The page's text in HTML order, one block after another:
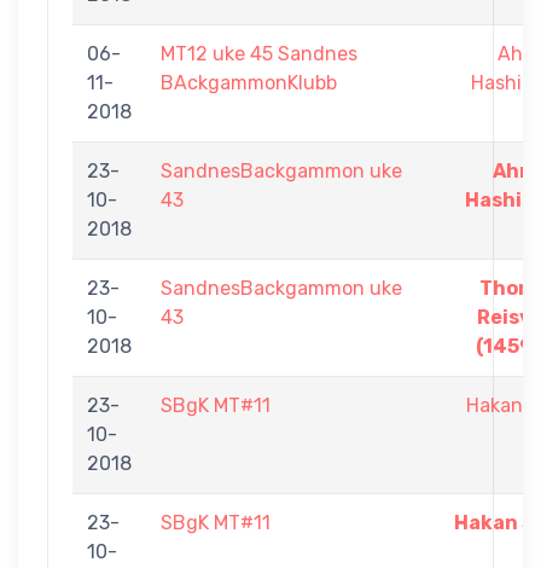
06-
11-
2018
MT12 uke 45 Sandnes
BAckgammonKlubb
Hashim
23-
10-
2018
SandnesBackgammon uke
43
Hashim
23-
10-
2018
SandnesBackgammon uke
43
(1459)
23-
10-
2018
SBgK MT#11 Hakan
23-
10-
SBgK MT#11 Hakan